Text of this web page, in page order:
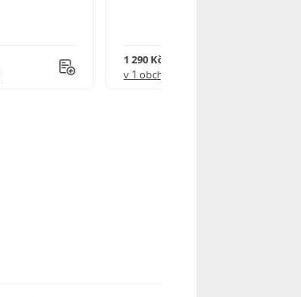
1 290 Kč
v 1 obchodě